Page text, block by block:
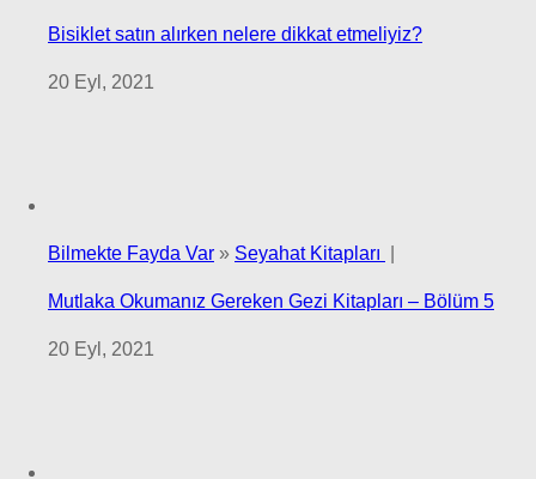
Bisiklet satın alırken nelere dikkat etmeliyiz?
20 Eyl, 2021
Bilmekte Fayda Var » Seyahat Kitapları
Mutlaka Okumanız Gereken Gezi Kitapları – Bölüm 5
20 Eyl, 2021